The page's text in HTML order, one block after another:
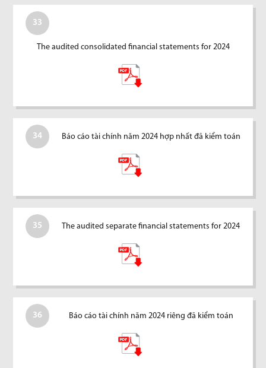
33
The audited consolidated financial statements for 2024
34 Báo cáo tài chính năm 2024 hợp nhất đã kiểm toán
35 The audited separate financial statements for 2024
36 Báo cáo tài chính năm 2024 riêng đã kiểm toán